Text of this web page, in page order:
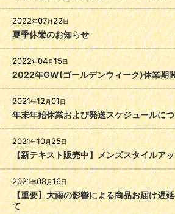
2022年07月22日
夏季休業のお知らせ
2022年04月15日
2022年GW(ゴールデンウィーク)休業期
2021年12月01日
年末年始休業および発送スケジュールに
2021年10月25日
【新テキスト販売中】メンズスタイルア
2021年08月16日
【重要】大雨の影響による商品お届け遅
て